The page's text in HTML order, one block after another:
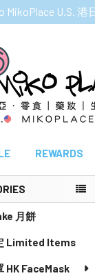
MikoPlace U.S.
REWARDS
月餅
Limited Items
HK FaceMask